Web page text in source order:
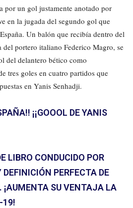
por un gol justamente anotado por
en la jugada del segundo gol que
Un balón que recibía dentro del
del portero italiano Federico Magro, se
del delantero bético como
tres goles en cuatro partidos que
en Yanis Senhadji.
¡¡GOOOL DE YANIS
LIBRO CONDUCIDO POR
DEFINICIÓN PERFECTA DE
¡AUMENTA SU VENTAJA LA
19!